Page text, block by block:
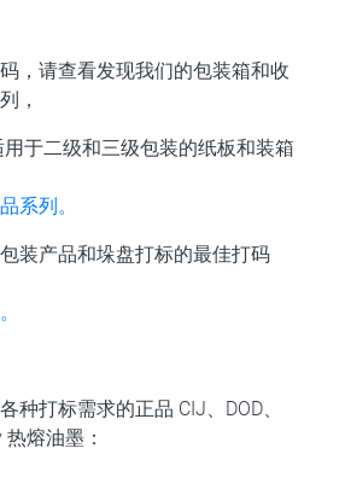
，请查看发现我们的包装箱和收
，
于二级和三级包装的纸板和装箱
系列。
装产品和垛盘打标的最佳打码
种打标需求的正品 CIJ、DOD、
熔油墨：